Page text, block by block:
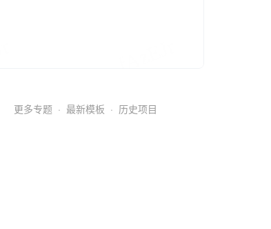
更多专题 · 最新模板 · 历史项目